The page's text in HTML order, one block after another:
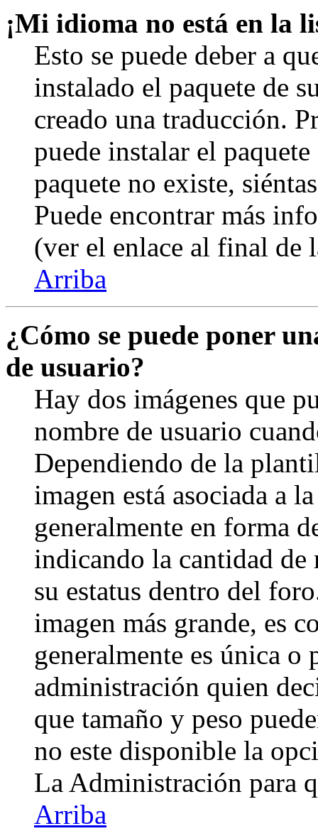
¡Mi idioma no está en la
Esto se puede deber a
instalado el paquete de
creado una traducción.
puede instalar el
paquete no existe,
Puede encontrar más
(ver el enlace al final de
Arriba
¿Cómo se puede poner
de usuario?
Hay dos imágenes que
nombre de usuario
Dependiendo de la
imagen está asociada a
generalmente en forma
indicando la cantidad de
su estatus dentro del
imagen más grande, es
generalmente es única o
administración quien
que tamaño y peso
no este disponible la
La Administración para
Arriba